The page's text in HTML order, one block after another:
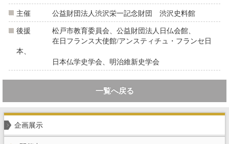
主催 公益財団法人渋沢栄一記念財団 渋沢史料館
後援 松戸市教育委員会、公益財団法人日仏会館、
在日フランス大使館/アンスティチュ・フランセ日
本、
日本仏学史学会、明治維新史学会
一覧へ戻る
企画展示